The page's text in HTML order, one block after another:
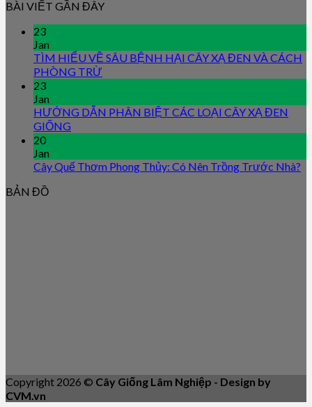
BÀI VIẾT GẦN ĐÂY
23
Jan
TÌM HIỂU VỀ SÂU BỆNH HẠI CÂY XẠ ĐEN VÀ CÁCH
PHÒNG TRỪ
23
Jan
HƯỚNG DẪN PHÂN BIỆT CÁC LOẠI CÂY XẠ ĐEN
GIỐNG
20
Jan
Cây Quế Thơm Phong Thủy: Có Nên Trồng Trước Nhà?
BẢN ĐỒ
Copyright 2026 © Cây Giống Lâm Nghiệp - Design by
CVM.vn